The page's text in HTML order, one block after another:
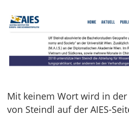
Mit keinem Wort wird in
von Steindl auf der AIES-